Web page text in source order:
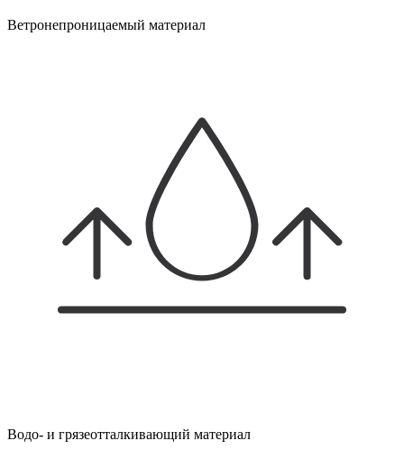
Ветронепроницаемый материал
Водо- и грязеотталкивающий материал